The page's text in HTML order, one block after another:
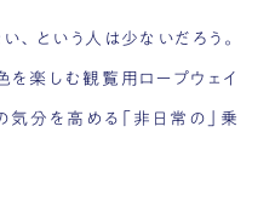
、という人は少ないだろう。
を楽しむ観覧用ロープウェイ
気分を高める「非日常の」乗